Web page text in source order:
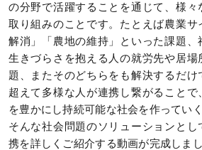
の分野で活躍することを通じて、様々
取り組みのことです。たとえば農業
解消」「農地の維持」といった課題、
生きづらさを抱える人の就労先や居場
題、またそのどちらをも解決するだけ
超えて多様な人が連携し繋がることで
を豊かにし持続可能な社会を作ってい
そんな社会問題のソリューションとし
携を詳しくご紹介する動画が完成しまし